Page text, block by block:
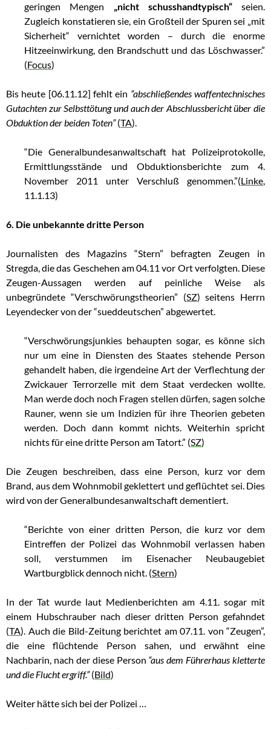
geringen Mengen „nicht schusshandtypisch“seien.
Zugleich konstatieren sie, ein Großteil der Spuren sei „mit
Sicherheit“ vernichtet worden – durch die enorme
Hitzeeinwirkung, den Brandschutt und das Löschwasser.”
(Focus)
Bis heute [06.11.12] fehlt ein “abschließendes waffentechnisches
Gutachten zur Selbsttötung und auch der Abschlussbericht über die
Obduktion der beiden Toten”(TA).
“Die Generalbundesanwaltschaft hat Polizeiprotokolle,
Ermittlungsstände und Obduktionsberichte zum 4.
November 2011 unter Verschluß genommen.”(Linke,
11.1.13)
6. Die unbekannte dritte Person
Journalisten des Magazins “Stern” befragten Zeugen in
Stregda, die das Geschehen am 04.11 vor Ort verfolgten. Diese
Zeugen-Aussagen werden auf peinliche Weise als
unbegründete “Verschwörungstheorien” (SZ) seitens Herrn
Leyendecker von der “sueddeutschen” abgewertet.
“Verschwörungsjunkies behaupten sogar, es könne sich
nur um eine in Diensten des Staates stehende Person
gehandelt haben, die irgendeine Art der Verflechtung der
Zwickauer Terrorzelle mit dem Staat verdecken wollte.
Man werde doch noch Fragen stellen dürfen, sagen solche
Rauner, wenn sie um Indizien für ihre Theorien gebeten
werden. Doch dann kommt nichts. Weiterhin spricht
nichts für eine dritte Person am Tatort.” (SZ)
Die Zeugen beschreiben, dass eine Person, kurz vor dem
Brand, aus dem Wohnmobil geklettert und geflüchtet sei. Dies
wird von der Generalbundesanwaltschaft dementiert.
“Berichte von einer dritten Person, die kurz vor dem
Eintreffen der Polizei das Wohnmobil verlassen haben
soll, verstummen im Eisenacher Neubaugebiet
Wartburgblick dennoch nicht. (Stern)
In der Tat wurde laut Medienberichten am 4.11. sogar mit
einem Hubschrauber nach dieser dritten Person gefahndet
(TA). Auch die Bild-Zeitung berichtet am 07.11. von “Zeugen”,
die eine flüchtende Person sahen, und erwähnt eine
Nachbarin, nach der diese Person “aus dem Führerhaus kletterte
und die Flucht ergriff.”(Bild)
Weiter hätte sich bei der Polizei …